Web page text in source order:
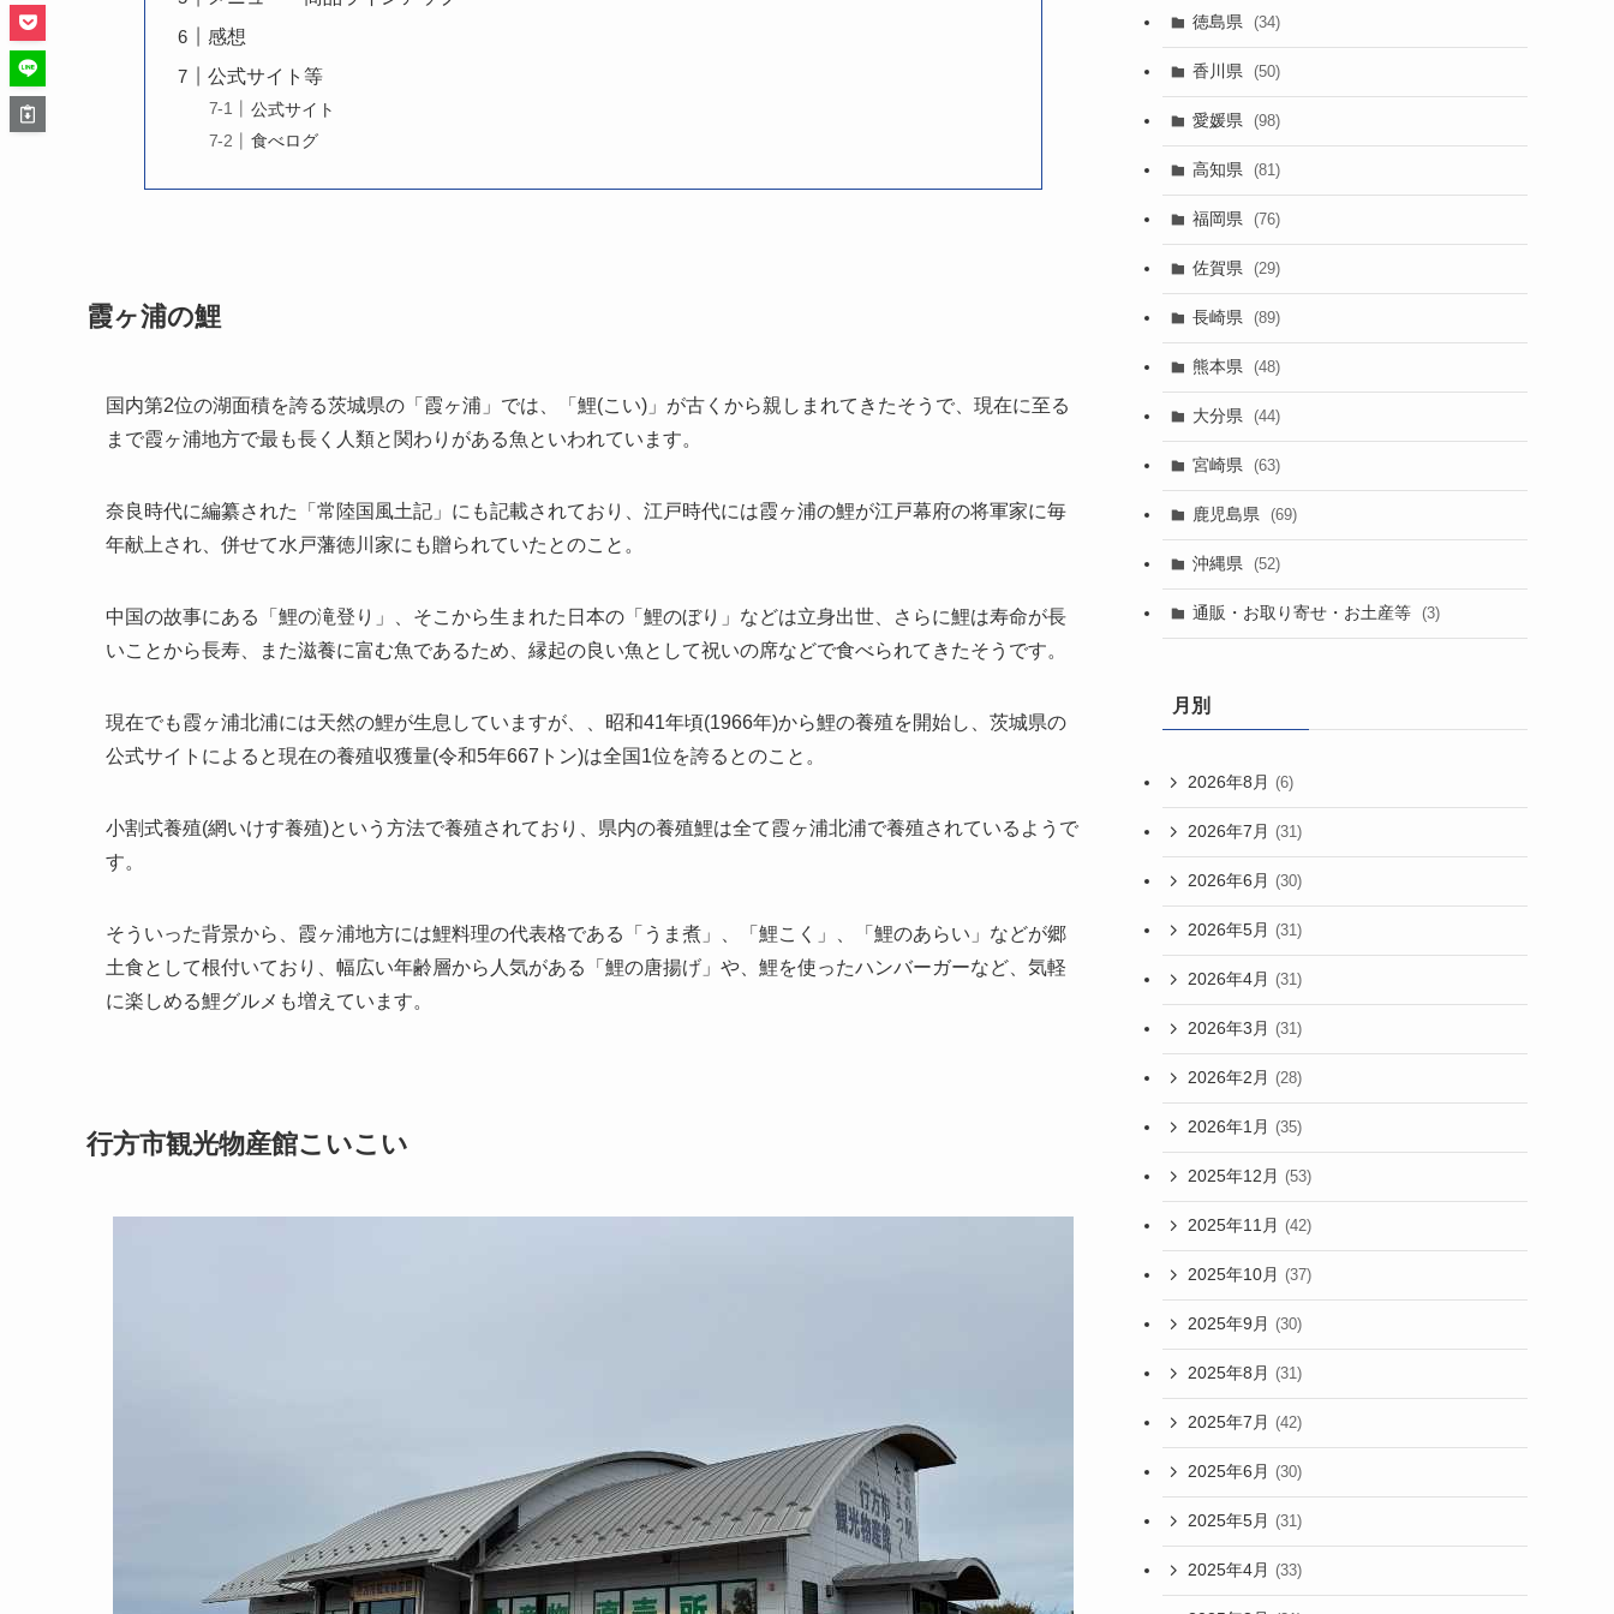
感想
公式サイト等
公式サイト
食べログ
霞ヶ浦の鯉
国内第2位の湖面積を誇る茨城県の「霞ヶ浦」では、「鯉(こい)」が古くから親しまれてきたそうで、現在に至る
まで霞ヶ浦地方で最も長く人類と関わりがある魚といわれています。
奈良時代に編纂された「常陸国風土記」にも記載されており、江戸時代には霞ヶ浦の鯉が江戸幕府の将軍家に毎
年献上され、併せて水戸藩徳川家にも贈られていたとのこと。
中国の故事にある「鯉の滝登り」、そこから生まれた日本の「鯉のぼり」などは立身出世、さらに鯉は寿命が長
いことから長寿、また滋養に富む魚であるため、縁起の良い魚として祝いの席などで食べられてきたそうです。
現在でも霞ヶ浦北浦には天然の鯉が生息していますが、、昭和41年頃(1966年)から鯉の養殖を開始し、茨城県の
公式サイトによると現在の養殖収獲量(令和5年667トン)は全国1位を誇るとのこと。
小割式養殖(網いけす養殖)という方法で養殖されており、県内の養殖鯉は全て霞ヶ浦北浦で養殖されているようで
す。
そういった背景から、霞ヶ浦地方には鯉料理の代表格である「うま煮」、「鯉こく」、「鯉のあらい」などが郷
土食として根付いており、幅広い年齢層から人気がある「鯉の唐揚げ」や、鯉を使ったハンバーガーなど、気軽
に楽しめる鯉グルメも増えています。
行方市観光物産館こいこい
徳島県 (34)
香川県 (50)
愛媛県 (98)
高知県 (81)
福岡県 (76)
佐賀県 (29)
長崎県 (89)
熊本県 (48)
大分県 (44)
宮崎県 (63)
鹿児島県 (69)
沖縄県 (52)
通販・お取り寄せ・お土産等 (3)
月別
2026年8月 (6)
2026年7月 (31)
2026年6月 (30)
2026年5月 (31)
2026年4月 (31)
2026年3月 (31)
2026年2月 (28)
2026年1月 (35)
2025年12月 (53)
2025年11月 (42)
2025年10月 (37)
2025年9月 (30)
2025年8月 (31)
2025年7月 (42)
2025年6月 (30)
2025年5月 (31)
2025年4月 (33)